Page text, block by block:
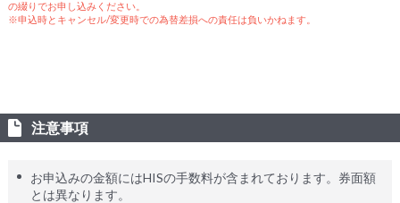
の綴りでお申し込みください。
※申込時とキャンセル/変更時での為替差損への責任は負いかねます。
注意事項
お申込みの金額にはHISの手数料が含まれております。券面額
とは異なります。